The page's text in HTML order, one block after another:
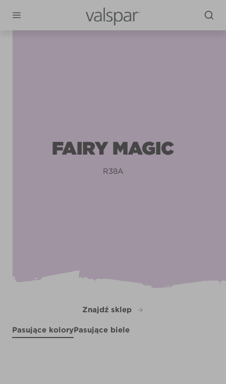
FAIRY MAGIC
R38A
Znajdź sklep
Pasujące koloryPasujące biele